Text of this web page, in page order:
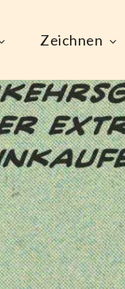
Zeichnen